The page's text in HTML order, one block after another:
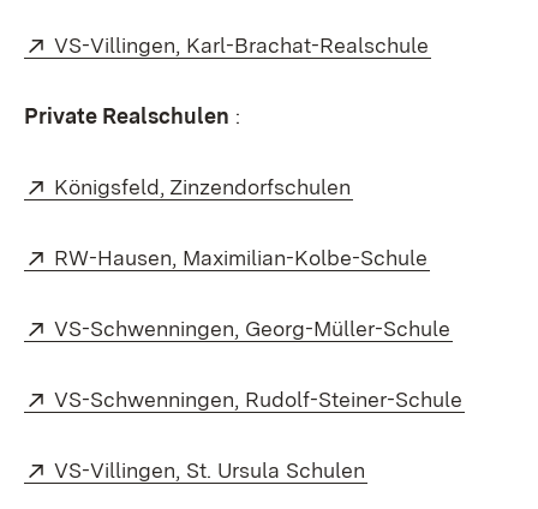
Extern:
VS-Villingen, Karl-Brachat-Realschule
Private Realschulen :
Extern:
Königsfeld, Zinzendorfschulen
Extern:
RW-Hausen, Maximilian-Kolbe-Schule
Extern:
VS-Schwenningen, Georg-Müller-Schule
Extern:
VS-Schwenningen, Rudolf-Steiner-Schule
Extern:
VS-Villingen, St. Ursula Schulen